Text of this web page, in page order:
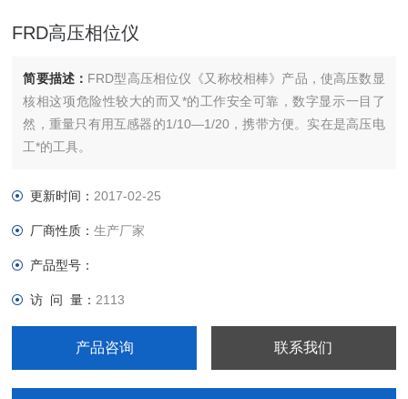
FRD高压相位仪
简要描述： FRD型高压相位仪《又称校相棒》产品，使高压数显
核相这项危险性较大的而又*的工作安全可靠，数字显示一目了
然，重量只有用互感器的1/10—1/20，携带方便。实在是高压电
工*的工具。
更新时间： 2017-02-25
厂商性质：生产厂家
产品型号：
访 问 量： 2113
产品咨询 联系我们